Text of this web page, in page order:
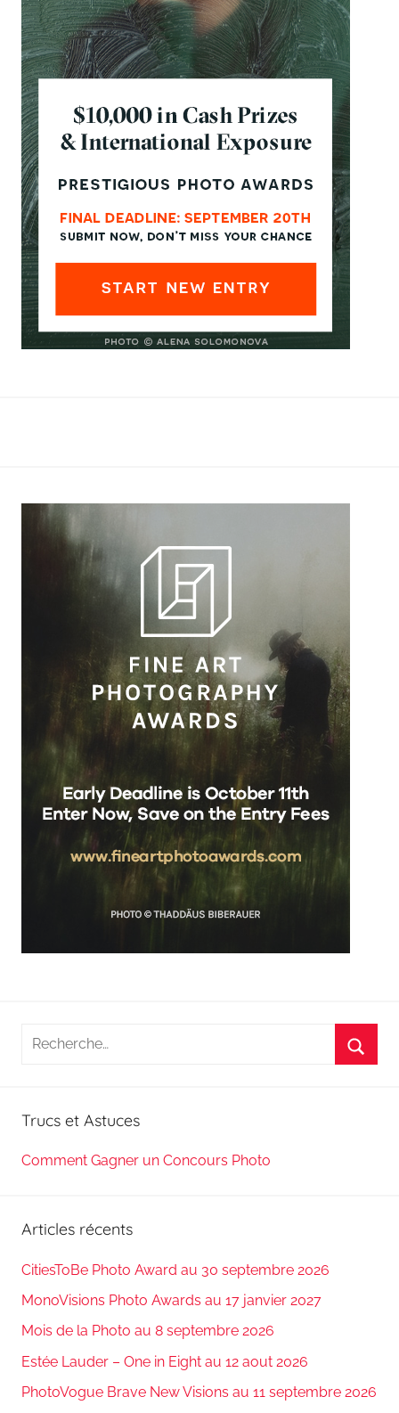
Recherche
Trucs et Astuces
Comment Gagner un Concours Photo
Articles récents
CitiesToBe Photo Award au 30 septembre 2026
MonoVisions Photo Awards au 17 janvier 2027
Mois de la Photo au 8 septembre 2026
Estée Lauder – One in Eight au 12 aout 2026
PhotoVogue Brave New Visions au 11 septembre 2026